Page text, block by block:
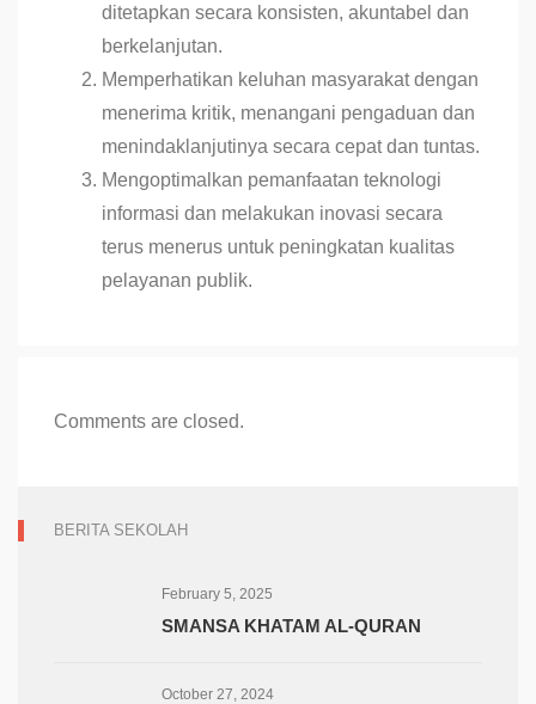
ditetapkan secara konsisten, akuntabel dan
berkelanjutan.
Memperhatikan keluhan masyarakat dengan
menerima kritik, menangani pengaduan dan
menindaklanjutinya secara cepat dan tuntas.
Mengoptimalkan pemanfaatan teknologi
informasi dan melakukan inovasi secara
terus menerus untuk peningkatan kualitas
pelayanan publik.
Comments are closed.
BERITA SEKOLAH
February 5, 2025
SMANSA KHATAM AL-QURAN
October 27, 2024